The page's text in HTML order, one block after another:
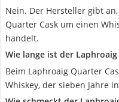
Nein. Der Hersteller gibt
Quarter Cask um einen
handelt.
Wie lange ist der
Beim Laphroaig Quarter
Whiskey, der sieben Jahre